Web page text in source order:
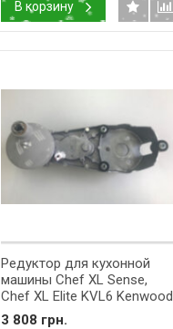
В корзину
Редуктор для кухонной
машины Chef XL Sense,
Chef XL Elite KVL6 Kenwood
AS00002916
3 808 грн.